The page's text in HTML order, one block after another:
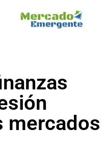
mercados